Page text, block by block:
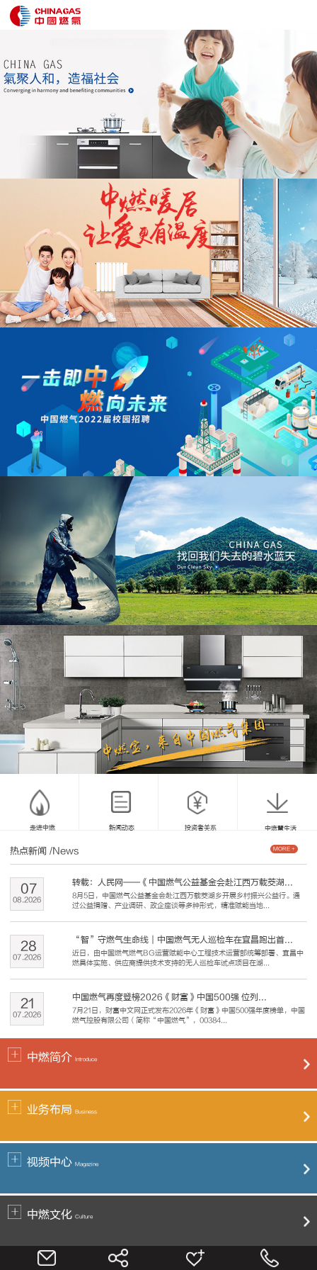
走进中燃 新闻动态 投资者关系 中燃慧生活
热点新闻 /News
转载：人民网——《中国燃气公益基金会赴江西万载茭湖...
8月5日，中国燃气公益基金会赴江西万载茭湖乡开展乡村振兴公益行。通
过公益捐赠、产业调研、政企座谈等多种形式，精准赋能当地...
08.2026
07
“智”守燃气生命线｜中国燃气无人巡检车在宜昌跑出首...
近日，由中国燃气燃气BG运营赋能中心工程技术运营部统筹部署、宜昌中
燃具体实施、供应商提供技术支持的无人巡检车试点项目在湖...
07.2026
28
中国燃气再度登榜2026《财富》中国500强 位列...
7月21日，财富中文网正式发布2026年《财富》中国500强年度榜单，中国
燃气控股有限公司（简称“中国燃气”，00384...
07.2026
21
MORE +
中燃简介 Introduce
业务布局 Business
视频中心 Magazine
中燃文化 Culture